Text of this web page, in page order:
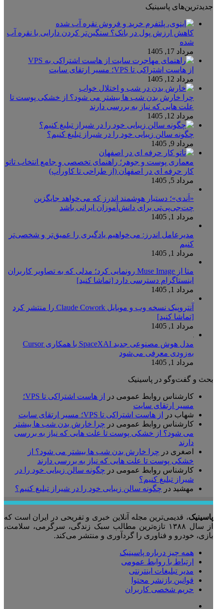
جدیدترین‌های پاسینیک
کاهش ارزش پول در بانک؟ سنگین‌تر کردن دارایی با نقره آب
شده
مرداد 17, 1405
از هاست اشتراکی تا VPS؛ مسیر ارتقای سایت
مرداد 12, 1405
چرا خارش بدن شب ها بیشتر می شود؟ از خشکی پوست تا
علت هایی که نیاز به بررسی دارند
مرداد 12, 1405
چگونه سالن زیبایی خود را در شیراز تبلیغ کنیم؟
مرداد 9, 1405
معماری پوست و جوهر؛ راهنمای تخصصی و جامع انتخاب تاتو
کار حرفه ای در اصفهان (از طراحی تا کاورآپ)
مرداد 5, 1405
«اَندی»؛ دستیار هوشمند اندرز که می‌خواهد جایگزین
چت‌جی‌پی‌تی برای دانش‌آموزان ایرانی باشد
مرداد 1, 1405
مدیرعامل اندرز: می‌خواهیم یادگیری را عمیق‌تر و شخصی‌تر
کنیم
مرداد 1, 1405
متا از Muse Image رونمایی کرد؛ مدلی که به تصاویر کاربران
اینستاگرام دسترسی دارد [تماشا کنید]
مرداد 1, 1405
آنتروپیک نسخه وب و موبایل Claude Cowork را منتشر کرد
[تماشا کنید]
مرداد 1, 1405
مدل هوش مصنوعی جدید SpaceXAI با همکاری Cursor
به‌زودی معرفی می‌شود
مرداد 1, 1405
بحث و گفت‌وگو در پاسینیک
کارشناس روابط عمومی در
از هاست اشتراکی تا VPS؛
مسیر ارتقای سایت
شهاب در
از هاست اشتراکی تا VPS؛ مسیر ارتقای سایت
کارشناس روابط عمومی در چرا خارش بدن شب ها بیشتر
می شود؟ از خشکی پوست تا علت هایی که نیاز به بررسی
دارند
اصغری در چرا خارش بدن شب ها بیشتر می شود؟ از
خشکی پوست تا علت هایی که نیاز به بررسی دارند
کارشناس روابط عمومی در چگونه سالن زیبایی خود را در
شیراز تبلیغ کنیم؟
مهشید در چگونه سالن زیبایی خود را در شیراز تبلیغ کنیم؟
پاسینیک، قدیمی‌ترین مجله آنلاین خبری و تفریحی در ایران است که
از سال ۱۳۸۸ تازه‌ترین مطالب سبک زندگی، سرگرمی، سلامت،
بازی، خودرو و فناوری را گردآوری و منتشر می‌کند.
همه چیز درباره پاسینیک
ارتباط با روابط عمومی
مدیر تبلیغات اینترنتی
قوانین بازنشر محتوا
حریم شخصی کاربران